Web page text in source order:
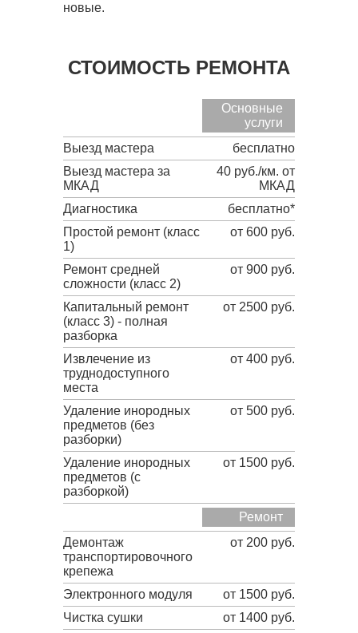
новые.
СТОИМОСТЬ РЕМОНТА
Основные
услуги
Выезд мастера
бесплатно
Выезд мастера за
МКАД
40 руб./км. от
МКАД
Диагностика
бесплатно*
Простой ремонт (класс
1)
от 600 руб.
Ремонт средней
сложности (класс 2)
от 900 руб.
Капитальный ремонт
(класс 3) - полная
разборка
от 2500 руб.
Извлечение из
труднодоступного
места
от 400 руб.
Удаление инородных
предметов (без
разборки)
от 500 руб.
Удаление инородных
предметов (с
разборкой)
от 1500 руб.
Ремонт
Демонтаж
транспортировочного
крепежа
от 200 руб.
Электронного модуля
от 1500 руб.
Чистка сушки
от 1400 руб.